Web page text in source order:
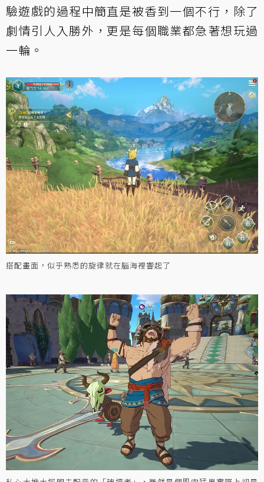
驗遊戲的過程中簡直是被香到一個不行，除了
劇情引人入勝外，更是每個職業都急著想玩過
一輪。
搭配畫面，似乎熟悉的旋律就在腦海裡響起了